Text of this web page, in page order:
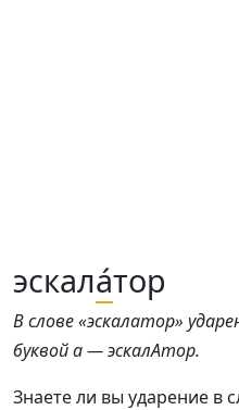
эскала́тор
В слове «эскалатор»
буквой а — эскалАтор.
Знаете ли вы ударение в